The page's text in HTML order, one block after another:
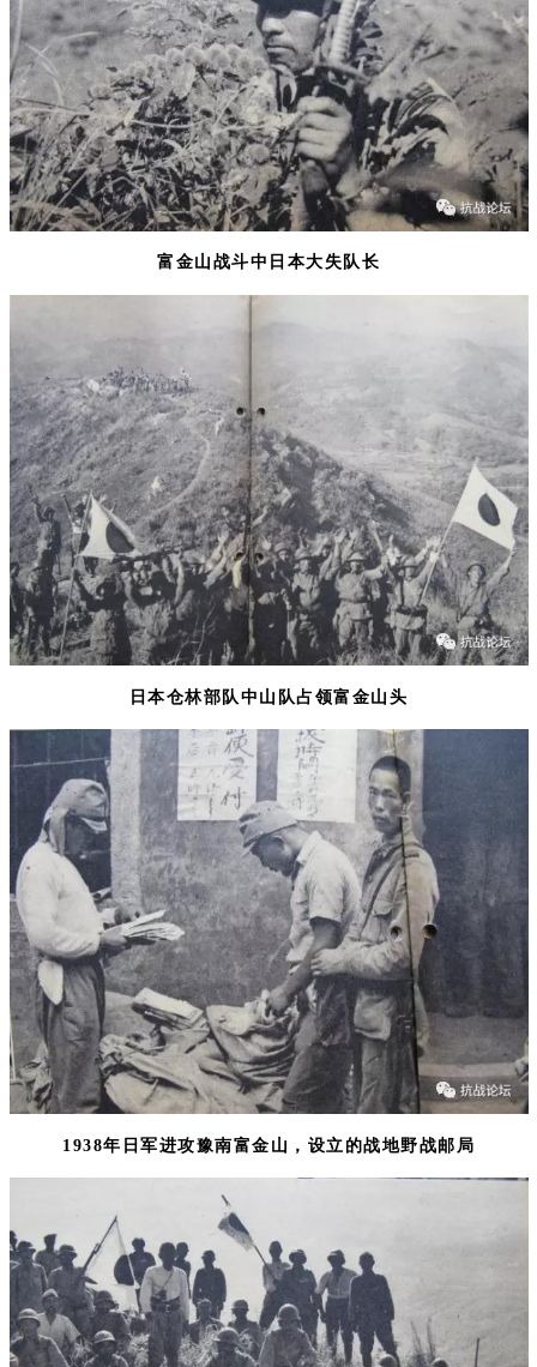
富金山战斗中日本大失队长
日本仓林部队中山队占领富金山头
1938年日军进攻豫南富金山，设立的战地野战邮局